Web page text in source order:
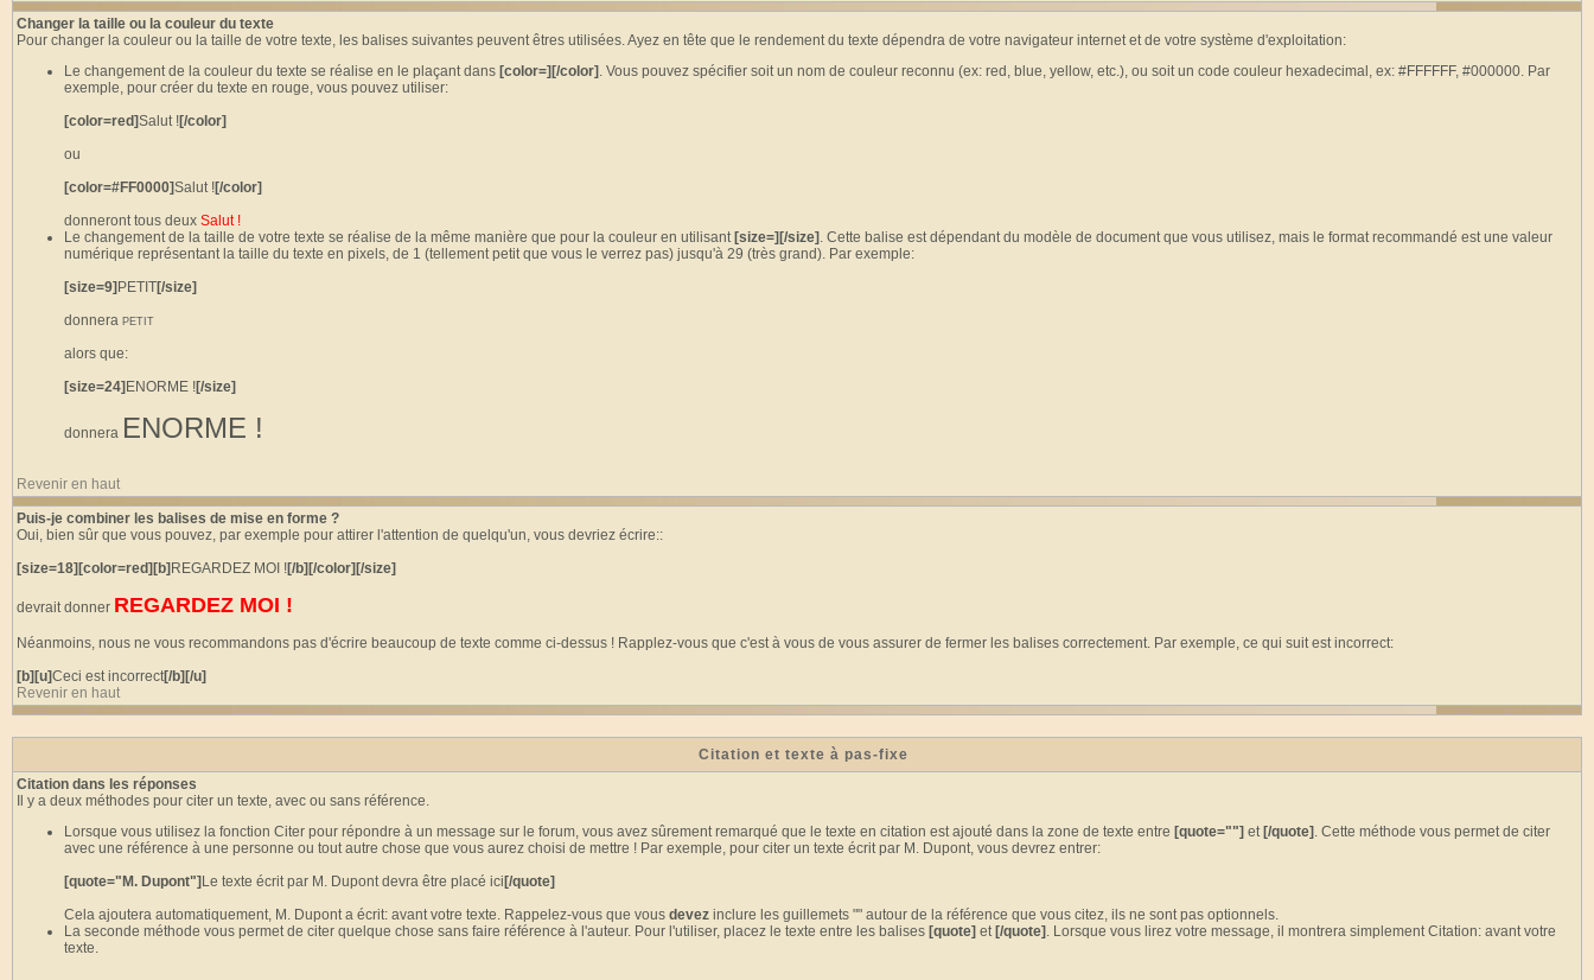
Changer la taille ou la couleur du texte
Pour changer la couleur ou la taille de votre texte, les balises suivantes peuvent êtres utilisées. Ayez en tête que le rendement du texte dépendra de votre navigateur internet et de votre système d'exploitation:
Le changement de la couleur du texte se réalise en le plaçant dans [color=][/color] . Vous pouvez spécifier soit un nom de couleur reconnu (ex: red, blue, yellow, etc.), ou soit un code couleur hexadecimal, ex: #FFFFFF, #000000. Par
exemple, pour créer du texte en rouge, vous pouvez utiliser:
[color=red]Salut ![/color]
ou
[color=#FF0000]Salut ![/color]
donneront tous deux Salut !
Le changement de la taille de votre texte se réalise de la même manière que pour la couleur en utilisant [size=][/size] . Cette balise est dépendant du modèle de document que vous utilisez, mais le format recommandé est une valeur
numérique représentant la taille du texte en pixels, de 1 (tellement petit que vous le verrez pas) jusqu'à 29 (très grand). Par exemple:
[size=9] PETIT[/size]
donnera PETIT
alors que:
[size=24] ENORME ![/size]
donnera ENORME !
Revenir en haut
Puis-je combiner les balises de mise en forme ?
Oui, bien sûr que vous pouvez, par exemple pour attirer l'attention de quelqu'un, vous devriez écrire::
[size=18][color=red][b] REGARDEZ MOI ![/b][/color][/size]
devrait donner REGARDEZ MOI !
Néanmoins, nous ne vous recommandons pas d'écrire beaucoup de texte comme ci-dessus ! Rapplez-vous que c'est à vous de vous assurer de fermer les balises correctement. Par exemple, ce qui suit est incorrect:
[b][u]Ceci est incorrect[/b][/u]
Revenir en haut
Citation et texte à pas-fixe
Citation dans les réponses
Il y a deux méthodes pour citer un texte, avec ou sans référence.
Lorsque vous utilisez la fonction Citer pour répondre à un message sur le forum, vous avez sûrement remarqué que le texte en citation est ajouté dans la zone de texte entre [quote=""] et [/quote] . Cette méthode vous permet de citer
avec une référence à une personne ou tout autre chose que vous aurez choisi de mettre ! Par exemple, pour citer un texte écrit par M. Dupont, vous devrez entrer:
[quote="M. Dupont"] Le texte écrit par M. Dupont devra être placé ici [/quote]
Cela ajoutera automatiquement, M. Dupont a écrit: avant votre texte. Rappelez-vous que vous devez inclure les guillemets "" autour de la référence que vous citez, ils ne sont pas optionnels.
La seconde méthode vous permet de citer quelque chose sans faire référence à l'auteur. Pour l'utiliser, placez le texte entre les balises [quote] et [/quote] . Lorsque vous lirez votre message, il montrera simplement Citation: avant votre
texte.